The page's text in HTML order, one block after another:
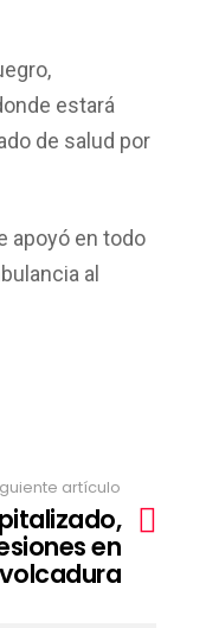
estará
de salud por
apoyó en todo
al
artículo
en
volcadura